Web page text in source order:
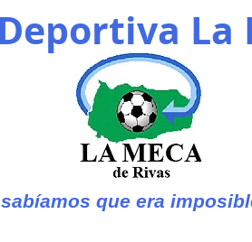
La
que era